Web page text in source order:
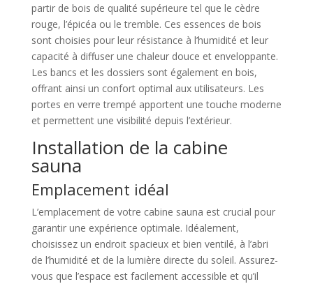
partir de bois de qualité supérieure tel que le cèdre
rouge, l’épicéa ou le tremble. Ces essences de bois
sont choisies pour leur résistance à l’humidité et leur
capacité à diffuser une chaleur douce et enveloppante.
Les bancs et les dossiers sont également en bois,
offrant ainsi un confort optimal aux utilisateurs. Les
portes en verre trempé apportent une touche moderne
et permettent une visibilité depuis l’extérieur.
Installation de la cabine
sauna
Emplacement idéal
L’emplacement de votre cabine sauna est crucial pour
garantir une expérience optimale. Idéalement,
choisissez un endroit spacieux et bien ventilé, à l’abri
de l’humidité et de la lumière directe du soleil. Assurez-
vous que l’espace est facilement accessible et qu’il